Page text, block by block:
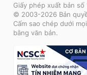
Giấy phép xuất bản số
© 2003-2026 Bản
Cấm sao chép dưới
bằng văn bản.